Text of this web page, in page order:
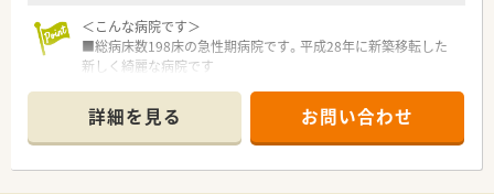
■病児保育室や託児所を完備しており、子育て中のスタッフも不
安なく働ける手厚いサポート体制が整っている自慢の職場環境
です。
受け着実にスキルアップできる風通しの良い働きやすい職場環
境です。
【こんな方が活躍中】
＜こんな病院です＞
■総病床数198床の急性期病院です。平成28年に新築移転した
新しく綺麗な病院です
腎・尿管結石破砕装置を導入するなど高度な先端医療を実施し
ています。
■現在は整形外科においても専門性の高い治療を行っており、
特にスポーツ整形の分野では膝の手術だけで年間1000件以上
詳細を見る お問い合わせ